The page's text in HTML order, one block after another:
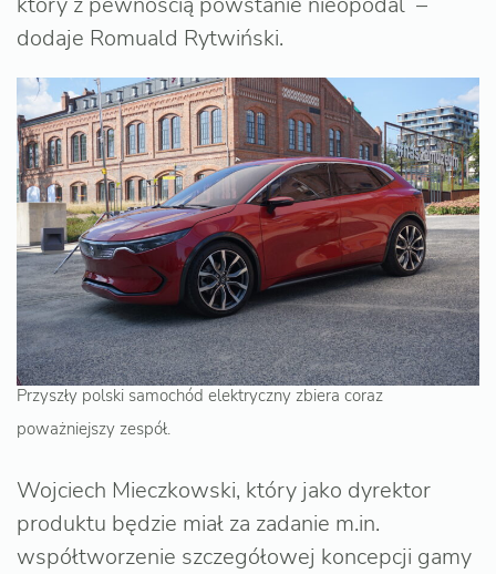
dodaje Romuald Rytwiński.
Przyszły polski samochód elektryczny zbiera coraz
poważniejszy zespół.
Wojciech Mieczkowski, który jako dyrektor
produktu będzie miał za zadanie m.in.
współtworzenie szczegółowej koncepcji gamy